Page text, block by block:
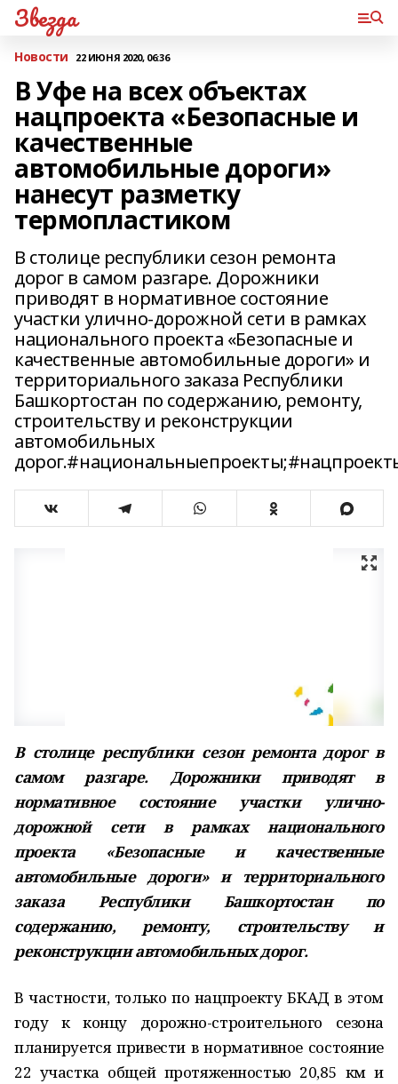
Звезда
Новости 22 ИЮНЯ 2020, 06:36
В Уфе на всех объектах
нацпроекта «Безопасные и
качественные
автомобильные дороги»
нанесут разметку
термопластиком
В столице республики сезон ремонта
дорог в самом разгаре. Дорожники
приводят в нормативное состояние
участки улично-дорожной сети в рамках
национального проекта «Безопасные и
качественные автомобильные дороги» и
территориального заказа Республики
Башкортостан по содержанию, ремонту,
строительству и реконструкции
автомобильных
В столице республики сезон ремонта дорог в
самом разгаре. Дорожники приводят в
нормативное состояние участки улично-
дорожной сети в рамках национального
проекта «Безопасные и качественные
автомобильные дороги» и территориального
заказа Республики Башкортостан по
содержанию, ремонту, строительству и
реконструкции автомобильных дорог.
В частности, только по нацпроекту БКАД в этом
году к концу дорожно-строительного сезона
планируется привести в нормативное состояние
22 участка общей протяженностью 20,85 км и